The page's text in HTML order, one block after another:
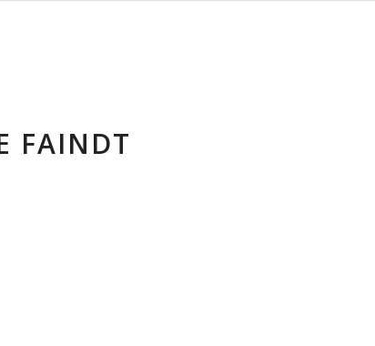
FAINDT